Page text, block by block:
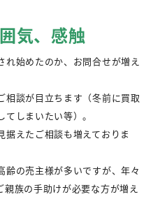
気、感触
れ始めたのか、お問合せが増え
相談が目立ちます（冬前に買取
しまいたい等）。
据えたご相談も増えておりま
齢の売主様が多いですが、年々
族の手助けが必要な方が増え